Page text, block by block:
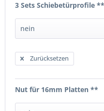
3 Sets Schiebetürprofile **
Zurücksetzen
Nut für 16mm Platten **